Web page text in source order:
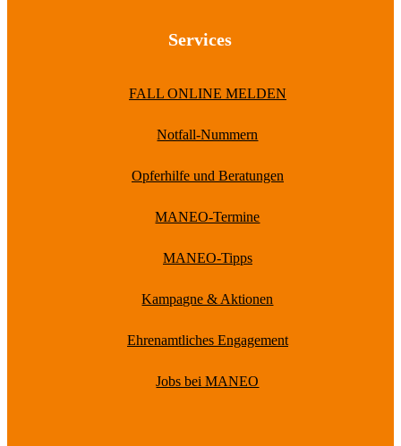
Services
FALL ONLINE MELDEN
Notfall-Nummern
Opferhilfe und Beratungen
MANEO-Termine
MANEO-Tipps
Kampagne & Aktionen
Ehrenamtliches Engagement
Jobs bei MANEO